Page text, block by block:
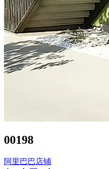
00198
阿里巴巴店铺